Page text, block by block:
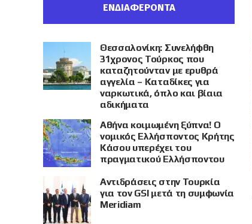
ΕΝΔΙΑΦΕΡΟΝΤΑ
Θεσσαλονίκη: Συνελήφθη
31χρονος Τούρκος που
καταζητούνταν με ερυθρά
αγγελία – Καταδίκες για
ναρκωτικά, όπλο και βίαια
αδικήματα
Αθήνα κοιμωμένη ξύπνα! Ο
νομικός Ελλήσποντος Κρήτης
Κάσου υπερέχει του
πραγματικού Ελλήσποντου
Αντιδράσεις στην Τουρκία
για τον GSI μετά τη συμφωνία
Meridiam